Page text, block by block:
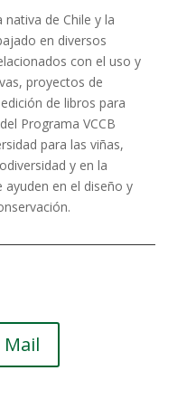
de Chile y la
en diversos
con el uso y
proyectos de
de libros para
Programa VCCB
para las viñas,
y en la
ayuden en el diseño y
Mail